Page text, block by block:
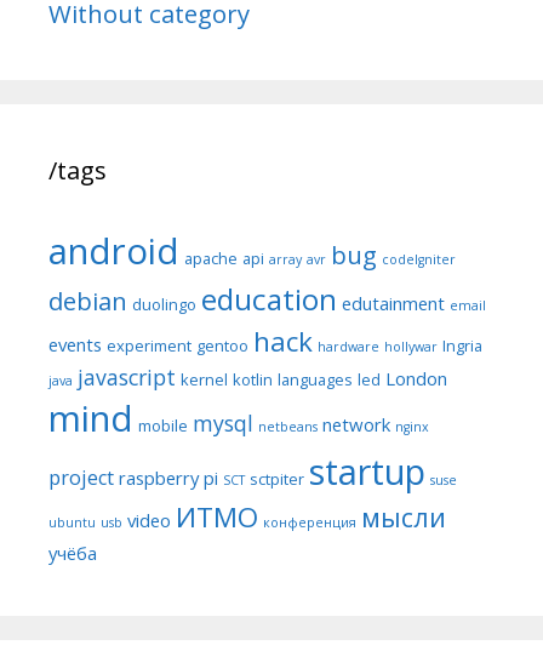
Without category
/tags
android apache api array avr bug codeIgniter
debian duolingo education edutainment email
events experiment gentoo hack hardware hollywar Ingria
java javascript kernel kotlin languages led London
mind mobile mysql netbeans network nginx
project raspberry pi SCT sctpiter startup suse
ubuntu usb video ИТМО конференция мысли
учёба